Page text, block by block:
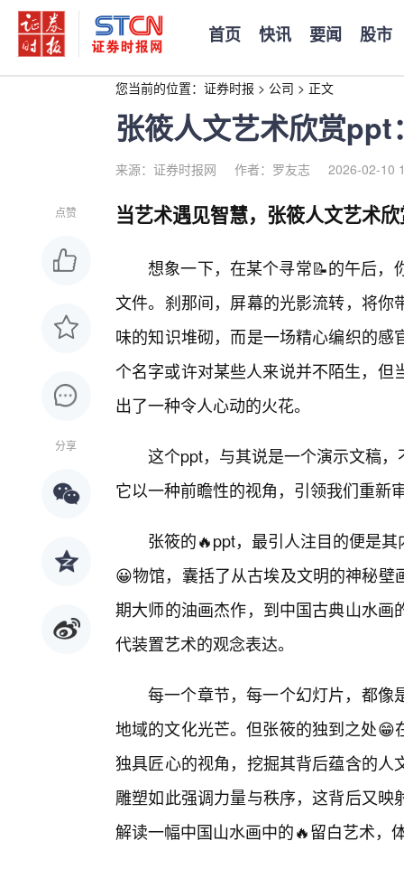
首页 快讯 要闻 股市
您当前的位置： 证券时报 > 公司 > 正文
张筱人文艺术欣赏
来源：证券时报网 作者：罗友志 2026-02-10
点赞
分享
当艺术遇见智慧，张筱人文艺术
想象一下，在某个寻常📝的午后，
文件。刹那间，屏幕的光影流转，将
味的知识堆砌，而是一场精心编织的
个名字或许对某些人来说并不陌生，但
出了一种令人心动的火花。
这个ppt，与其说是一个演示文稿
它以一种前瞻性的视角，引领我们重新
张筱的🔥ppt，最引人注目的便是
😀物馆，囊括了从古埃及文明的神秘
期大师的油画杰作，到中国古典山水
代装置艺术的观念表达。
每一个章节，每一个幻灯片，都像
地域的文化光芒。但张筱的独到之处
独具匠心的视角，挖掘其背后蕴含的
雕塑如此强调力量与秩序，这背后又
解读一幅中国山水画中的🔥留白艺术，